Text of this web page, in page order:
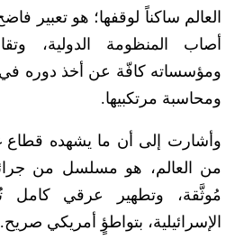
العالم ساكناً لوقفها؛ هو تعبير
أصاب المنظومة الدولية،
ومؤسساته كافّة عن أخذ دوره في
ومحاسبة مرتكبيها.
وأشارت إلى أن ما يشهده
من العالم، هو مسلسل من
مُوثَّقة، وتطهير عرقي كامل
الإسرائيلية، بتواطؤٍ أمريكي صريح.